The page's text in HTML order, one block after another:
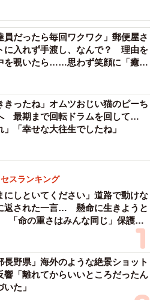
頃、毎日ぺろりと完食していた
した。最初はそういう気分なの
が、環境のせいかと思い、猫用
じゃらしでたくさん遊んでお腹
ました。でも効果はなく、それ
、もしかしたら病気なのでは？
込みました」
いた時は？
、私が保護するまでの間、一体
していたんだろう…と想像して
それと同時に、私との暮らしに
員だったら毎回ワクワク」郵便屋さ
に入れず手渡し、なんで？ 理由を
を覗いたら……思わず笑顔に「癒し
きったね」オムツおじい猫のピーち
最期まで回転ドラムを回して…
」「幸せな大往生でしたね」
スランキング
にしといてください」道路で動けな
返された一言… 懸命に生きようと
「命の重さはみんな同じ」保護団
長野県」海外のような絶景ショット
響「離れてからいいところだったん
た」